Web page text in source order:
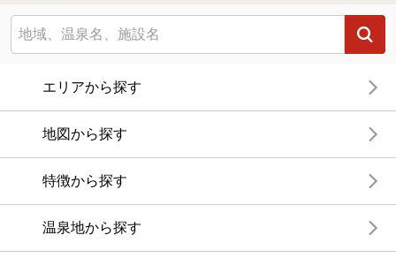
エリアから探す
地図から探す
特徴から探す
温泉地から探す